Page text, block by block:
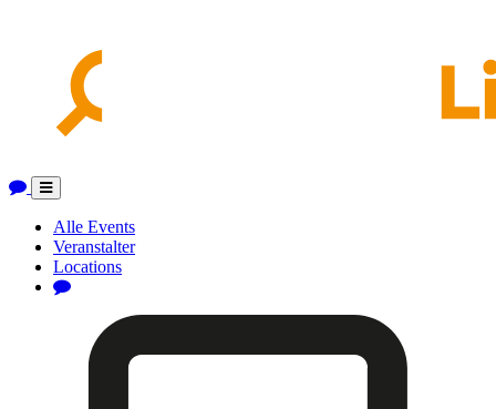
Toggle
navigation
Alle Events
Veranstalter
Locations